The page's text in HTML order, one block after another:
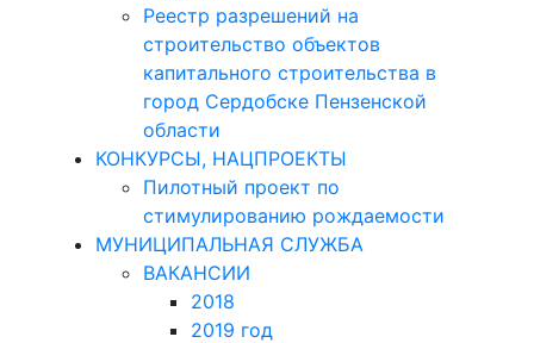
Реестр разрешений на
строительство объектов
капитального строительства в
город Сердобске Пензенской
области
КОНКУРСЫ, НАЦПРОЕКТЫ
Пилотный проект по
стимулированию рождаемости
МУНИЦИПАЛЬНАЯ СЛУЖБА
ВАКАНСИИ
2018
2019 год